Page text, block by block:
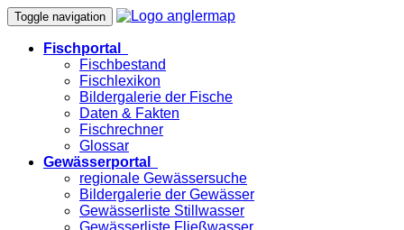
Toggle navigation
Fischportal
Fischbestand
Fischlexikon
Bildergalerie der Fische
Daten & Fakten
Fischrechner
Glossar
Gewässerportal
regionale Gewässersuche
Bildergalerie der Gewässer
Gewässerliste Stillwasser
Gewässerliste Fließwasser